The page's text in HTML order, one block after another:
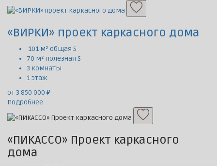
«ВИРКИ» проект каркасного дома
101 м² общая S
70 м² полезная S
3 комнаты
1 этаж
от 3 850 000 ₽
Подробнее
«ПИКАССО» Проект каркасного
дома